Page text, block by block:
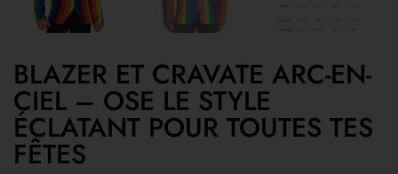
BLAZER ET CRAVATE ARC-EN-
CIEL – OSE LE STYLE
ÉCLATANT POUR TOUTES TES
FÊTES